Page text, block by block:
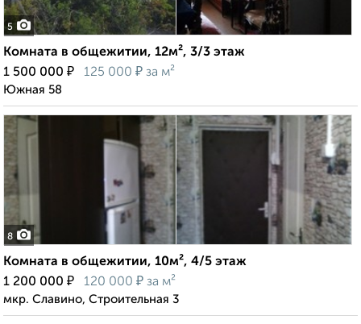
5
Комната в общежитии, 12м², 3/3 этаж
1 500 000 ₽ 125 000 ₽ за м²
Южная 58
8
Комната в общежитии, 10м², 4/5 этаж
1 200 000 ₽ 120 000 ₽ за м²
мкр. Славино, Строительная 3